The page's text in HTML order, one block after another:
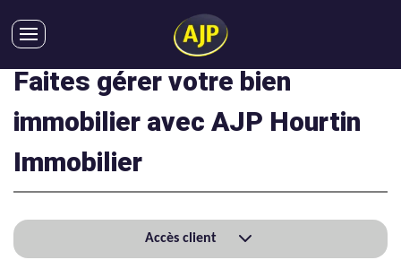
ACHATS
VENTES
GESTION LOCATIVE
SYNDIC
LMNP
IMMOBILIER NEUF
Faites gérer votre bien
immobilier avec AJP Hourtin
Immobilier
Accès client